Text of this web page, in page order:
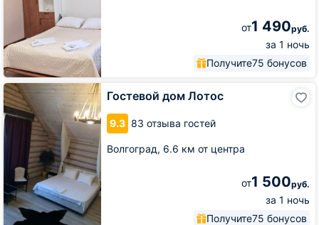
от1 490руб.
за 1 ночь
Получите75 бонусов
Гостевой дом Лотос
9.3 83 отзыва гостей
Волгоград, 6.6 км от центра
от1 500руб.
за 1 ночь
Получите75 бонусов
Гостевой
дом
Лотос